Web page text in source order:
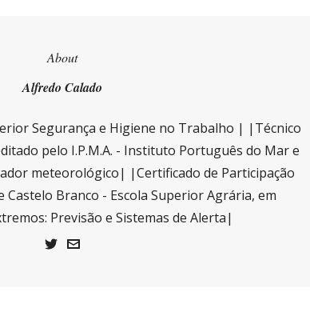
About
Alfredo Calado
Segurança e Higiene no Trabalho | |Técnico
pelo I.P.M.A. - Instituto Português do Mar e
meteorológico| |Certificado de Participação
Branco - Escola Superior Agrária, em
Previsão e Sistemas de Alerta|